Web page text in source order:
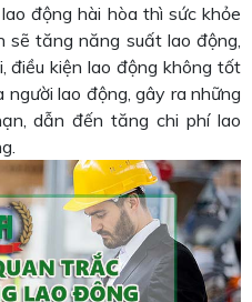
động hài hòa thì sức khỏe
sẽ tăng năng suất lao động,
điều kiện lao động không tốt
người lao động, gây ra những
dẫn đến tăng chi phí lao